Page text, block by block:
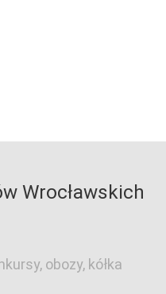
Wrocławskich
obozy, kółka